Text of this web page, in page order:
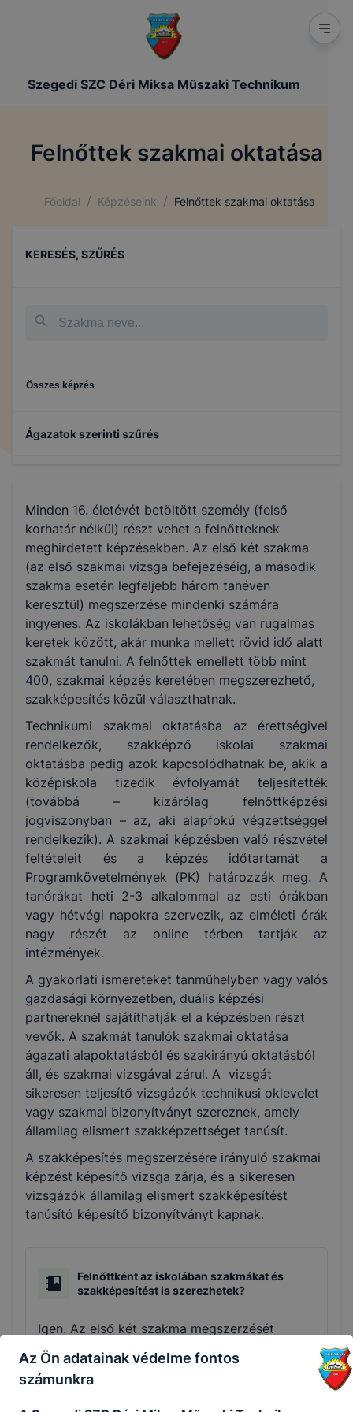
Szegedi SZC Déri Miksa Műszaki Technikum
Felnőttek szakmai oktatása
Főoldal / Képzéseink / Felnőttek szakmai oktatása
KERESÉS, SZŰRÉS
Összes képzés
Ágazatok szerinti szűrés
Specializált gép- és járműgyártás
Minden 16. életévét betöltött személy (felső
korhatár nélkül) részt vehet a felnőtteknek
meghirdetett képzésekben. Az első két szakma
(az első szakmai vizsga befejezéséig, a második
szakma esetén legfeljebb három tanéven
keresztül) megszerzése mindenki számára
ingyenes. Az iskolákban lehetőség van rugalmas
keretek között, akár munka mellett rövid idő alatt
szakmát tanulni. A felnőttek emellett több mint
400, szakmai képzés keretében megszerezhető,
szakképesítés közül választhatnak.
Technikumi szakmai oktatásba az érettségivel
rendelkezők, szakképző iskolai szakmai
oktatásba pedig azok kapcsolódhatnak be, akik a
középiskola tizedik évfolyamát teljesítették
(továbbá – kizárólag felnőttképzési
jogviszonyban – az, aki alapfokú végzettséggel
rendelkezik). A szakmai képzésben való részvétel
feltételeit és a képzés időtartamát a
Programkövetelmények (PK) határozzák meg. A
tanórákat heti 2-3 alkalommal az esti órákban
vagy hétvégi napokra szervezik, az elméleti órák
nagy részét az online térben tartják az
intézmények.
A gyakorlati ismereteket tanműhelyben vagy valós
gazdasági környezetben, duális képzési
partnereknél sajátíthatják el a képzésben részt
vevők. A szakmát tanulók szakmai oktatása
ágazati alapoktatásból és szakirányú oktatásból
áll, és szakmai vizsgával zárul. A vizsgát
sikeresen teljesítő vizsgázók technikusi oklevelet
vagy szakmai bizonyítványt szereznek, amely
államilag elismert szakképzettséget tanúsít.
A szakképesítés megszerzésére irányuló szakmai
képzést képesítő vizsga zárja, és a sikeresen
vizsgázók államilag elismert szakképesítést
tanúsító képesítő bizonyítványt kapnak.
Felnőttként az iskolában szakmákat és
szakképesítést is szerezhetek?
Igen. Az első két szakma megszerzését
felnőttképzési jogviszonyban is ingyenesen
biztosítja az állami szakképző intézmény és
az együttműködési megállapodással
Az Ön adatainak védelme fontos
számunkra